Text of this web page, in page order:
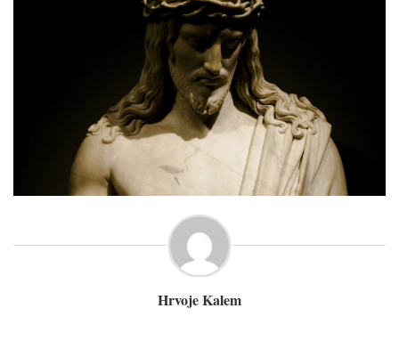
Hrvoje Kalem